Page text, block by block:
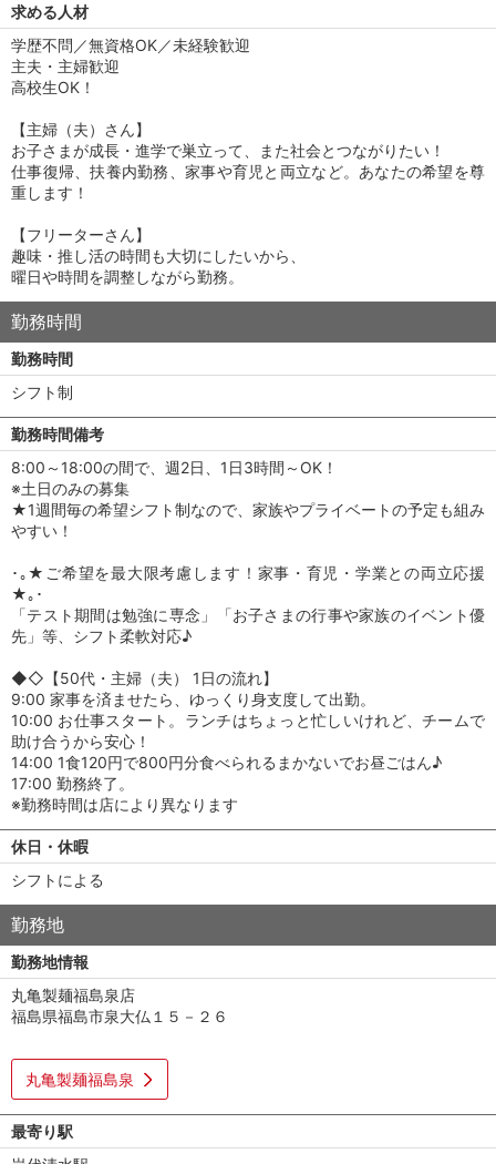
求める人材
学歴不問／無資格OK／未経験歓迎
主夫・主婦歓迎
高校生OK！
【主婦（夫）さん】
お子さまが成長・進学で巣立って、また社会とつながりたい！
仕事復帰、扶養内勤務、家事や育児と両立など。あなたの希望を尊
重します！
【フリーターさん】
趣味・推し活の時間も大切にしたいから、
曜日や時間を調整しながら勤務。
勤務時間
勤務時間
シフト制
勤務時間備考
8:00～18:00の間で、週2日、1日3時間～OK！
※土日のみの募集
★1週間毎の希望シフト制なので、家族やプライベートの予定も組み
やすい！
･｡★ご希望を最大限考慮します！家事・育児・学業との両立応援
★｡･
「テスト期間は勉強に専念」「お子さまの行事や家族のイベント優
先」等、シフト柔軟対応♪
◆◇【50代・主婦（夫） 1日の流れ】
9:00 家事を済ませたら、ゆっくり身支度して出勤。
10:00 お仕事スタート。ランチはちょっと忙しいけれど、チームで
助け合うから安心！
14:00 1食120円で800円分食べられるまかないでお昼ごはん♪
17:00 勤務終了。
※勤務時間は店により異なります
休日・休暇
シフトによる
勤務地
勤務地情報
丸亀製麺福島泉店
福島県福島市泉大仏１５－２６
丸亀製麺福島泉
最寄り駅